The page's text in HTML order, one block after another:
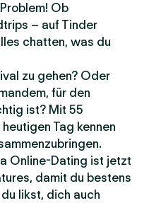
Ob
– auf Tinder
chatten, was du
zu gehen? Oder
für den
ist? Mit 55
Tag kennen
Online-Dating ist jetzt
damit du bestens
likst, dich auch